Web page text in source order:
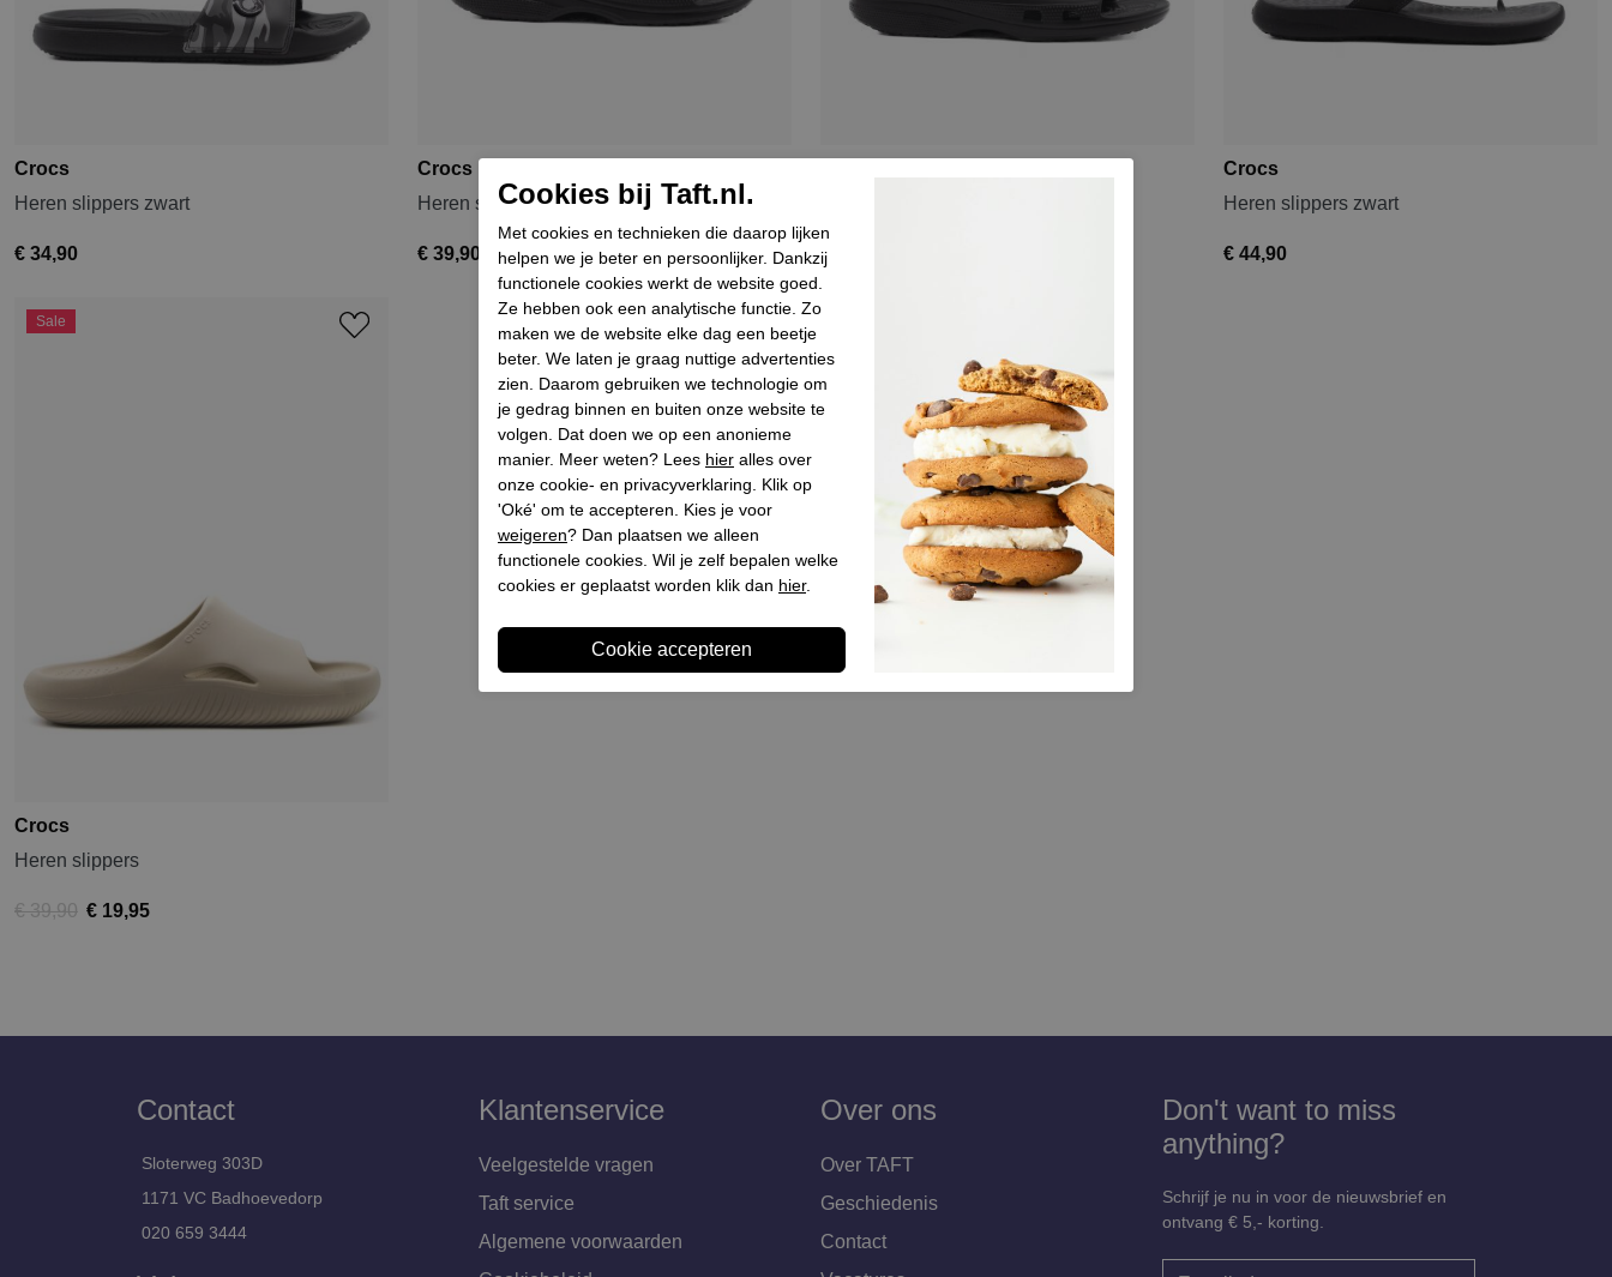
Crocs
Heren slippers zwart
€ 34,90
Crocs
Heren slippers zwart
€ 39,90 € 29,90
Crocs
Heren slippers zwart
€ 44,90
Sale
Crocs
Heren slippers
€ 39,90 € 19,95
Contact
Sloterweg 303D
1171 VC Badhoevedorp
020 659 3444
Klantenservice
Veelgestelde vragen
Taft service
Algemene voorwaarden
Over ons
Over TAFT
Geschiedenis
Contact
Don't want to miss
anything?
Schrijf je nu in voor de nieuwsbrief en
ontvang € 5,- korting.
Cookies bij Taft.nl.
Met cookies en technieken die daarop lijken
helpen we je beter en persoonlijker. Dankzij
functionele cookies werkt de website goed.
Ze hebben ook een analytische functie. Zo
maken we de website elke dag een beetje
beter. We laten je graag nuttige advertenties
zien. Daarom gebruiken we technologie om
je gedrag binnen en buiten onze website te
volgen. Dat doen we op een anonieme
manier. Meer weten? Lees hier alles over
onze cookie- en privacyverklaring. Klik op
'Oké' om te accepteren. Kies je voor
weigeren? Dan plaatsen we alleen
functionele cookies. Wil je zelf bepalen welke
cookies er geplaatst worden klik dan hier.